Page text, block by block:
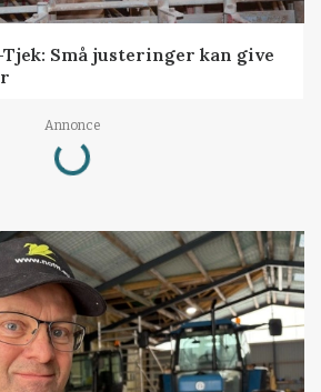
Små justeringer kan give
Annonce
Loading...